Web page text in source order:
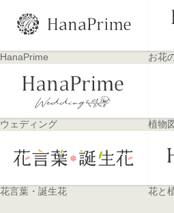
HanaPrime お花
ウェディング 植物
花言葉・誕生花 花と